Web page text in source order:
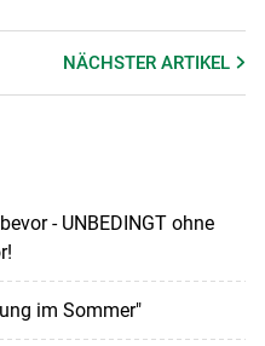
NÄCHSTERARTIKEL
- UNBEDINGT ohne
im Sommer"